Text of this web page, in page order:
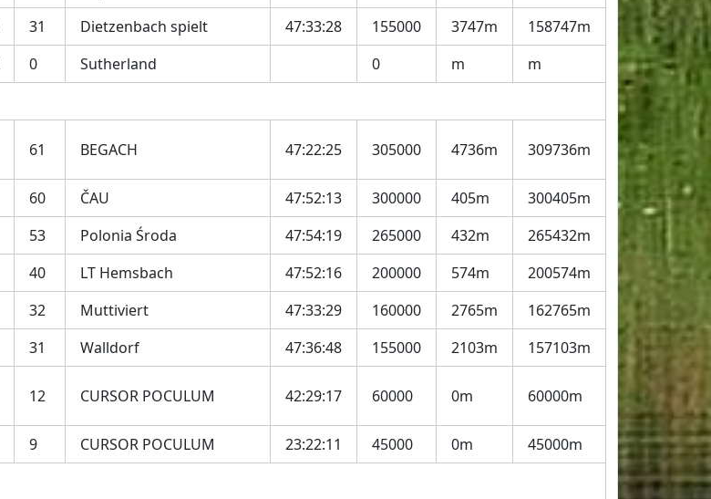
31 Dietzenbach spielt 47:33:28 155000 3747m
158747m
0 Sutherland 0 m
m
61 BEGACH 47:22:25 305000 4736m 309736m
60 ČAU 47:52:13 300000 405m
300405m
53 Polonia Środa 47:54:19 265000 432m
265432m
40 LT Hemsbach 47:52:16 200000 574m
200574m
32 Muttiviert 47:33:29 160000 2765m
162765m
31 Walldorf 47:36:48 155000 2103m 157103m
12 CURSOR POCULUM 42:29:17 60000 0m 60000m
9 CURSOR POCULUM 23:22:11 45000 0m
45000m